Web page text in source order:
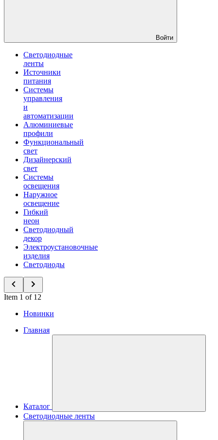
Войти
Светодиодные
ленты
Источники
питания
Системы
управления
и
автоматизации
Алюминиевые
профили
Функциональный
свет
Дизайнерский
свет
Системы
освещения
Наружное
освещение
Гибкий
неон
Светодиодный
декор
Электроустановочные
изделия
Светодиоды
Item 1 of 12
Новинки
Главная
Каталог
Светодиодные ленты